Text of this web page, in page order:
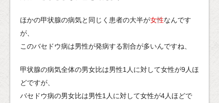
ほかの甲状腺の病気と同じく患者の大半が女性なんです
が、
このバセドウ病は男性が発病する割合が多いんですね、
甲状腺の病気全体の男女比は男性1人に対して女性が9人ほ
どですが、
バセドウ病の男女比は男性1人に対して女性が4人ほどで